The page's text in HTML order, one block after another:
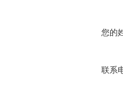
您的
联系